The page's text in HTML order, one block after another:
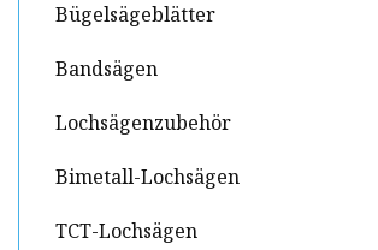
Bügelsägeblätter
Bandsägen
Lochsägenzubehör
Bimetall-Lochsägen
TCT-Lochsägen